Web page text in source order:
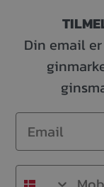
Din email
Email
Mobil